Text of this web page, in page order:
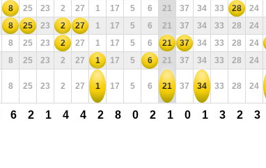
8 25 23 2 27 1 17 5 6 21 37 34 33 28 24
8 25 23 2 27 1 17 5 6 21 37 34 33 28 24
8 25 23 2 27 1 17 5 6 21 37 34 33 28 24
8 25 23 2 27 1 17 5 6 21 37 34 33 28 24
8 25 23 2 27 1 17 5 6 21 37 34 33 28 24
6 2 1 4 4 2 8 0 2 1 0 1 3 2 3